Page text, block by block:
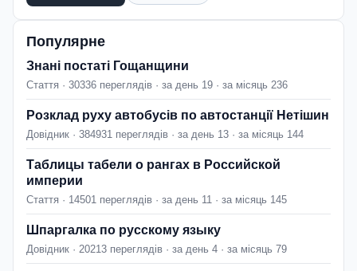
Популярне
Знані постаті Гощанщини
Стаття · 30336 переглядів · за день 19 · за місяць 236
Розклад руху автобусів по автостанції Нетішин
Довідник · 384931 переглядів · за день 13 · за місяць 144
Таблицы табели о рангах в Российской
империи
Стаття · 14501 переглядів · за день 11 · за місяць 145
Шпаргалка по русскому языку
Довідник · 20213 переглядів · за день 4 · за місяць 79